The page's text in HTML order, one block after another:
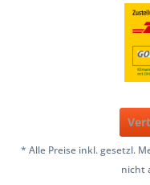
* Alle Preise inkl. gesetzl.
nicht